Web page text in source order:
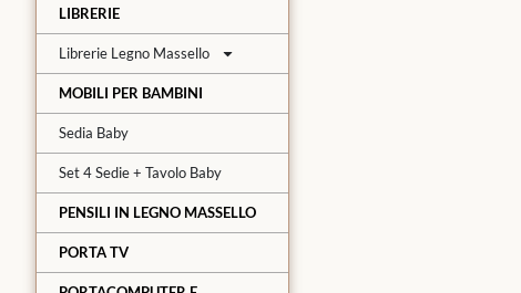
LIBRERIE
Librerie Legno Massello
MOBILI PER BAMBINI
Sedia Baby
Set 4 Sedie + Tavolo Baby
PENSILI IN LEGNO MASSELLO
PORTA TV